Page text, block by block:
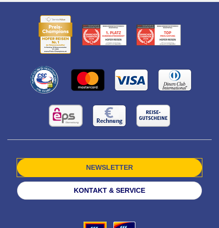
NEWSLETTER
KONTAKT & SERVICE